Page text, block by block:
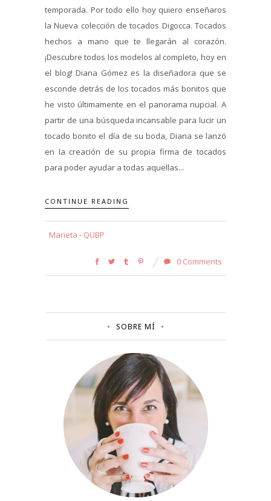
temporada. Por todo ello hoy quiero enseñaros
la Nueva colección de tocados Digocca. Tocados
hechos a mano que te llegarán al corazón.
¡Descubre todos los modelos al completo, hoy en
el blog! Diana Gómez es la diseñadora que se
esconde detrás de los tocados más bonitos que
he visto últimamente en el panorama nupcial. A
partir de una búsqueda incansable para lucir un
tocado bonito el día de su boda, Diana se lanzó
en la creación de su propia firma de tocados
para poder ayudar a todas aquellas...
CONTINUE READING
Marieta - QUBP
0 Comments
SOBRE MÍ